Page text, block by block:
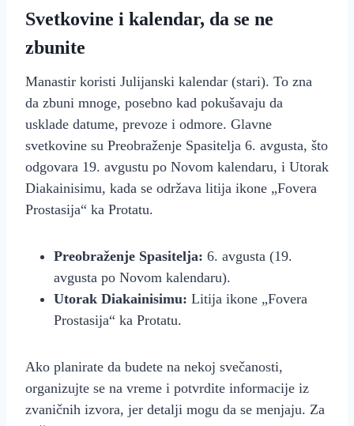
Svetkovine i kalendar, da se ne
zbunite
Manastir koristi Julijanski kalendar (stari). To zna
da zbuni mnoge, posebno kad pokušavaju da
usklade datume, prevoze i odmore. Glavne
svetkovine su Preobraženje Spasitelja 6. avgusta, što
odgovara 19. avgustu po Novom kalendaru, i Utorak
Diakainisimu, kada se održava litija ikone „Fovera
Prostasija“ ka Protatu.
Preobraženje Spasitelja: 6. avgusta (19.
avgusta po Novom kalendaru).
Utorak Diakainisimu: Litija ikone „Fovera
Prostasija“ ka Protatu.
Ako planirate da budete na nekoj svečanosti,
organizujte se na vreme i potvrdite informacije iz
zvaničnih izvora, jer detalji mogu da se menjaju. Za